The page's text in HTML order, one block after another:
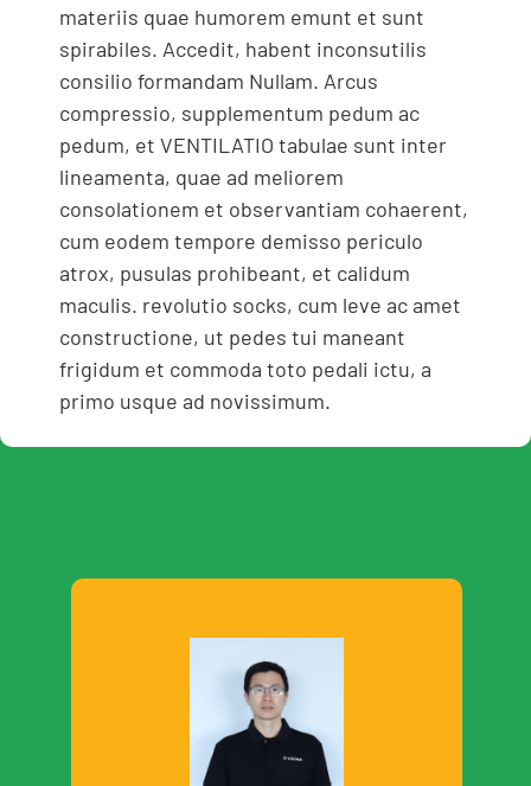
materiis quae humorem emunt et sunt
spirabiles. Accedit, habent inconsutilis
consilio formandam Nullam. Arcus
compressio, supplementum pedum ac
pedum, et VENTILATIO tabulae sunt inter
lineamenta, quae ad meliorem
consolationem et observantiam cohaerent,
cum eodem tempore demisso periculo
atrox, pusulas prohibeant, et calidum
maculis. revolutio socks, cum leve ac amet
constructione, ut pedes tui maneant
frigidum et commoda toto pedali ictu, a
primo usque ad novissimum.